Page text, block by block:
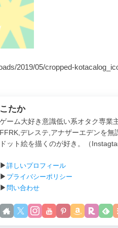
2019/05/cropped-
こたか
ゲーム大好き意識低い系オタク専業主
FFRK,デレステ,アナザーエデンを無
ドット絵を描くのが好き。（
▶ 詳しいプロフィール
▶ プライバシーポリシー
▶ 問い合わせ